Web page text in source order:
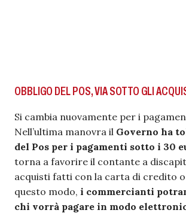
OBBLIGO DEL POS, VIA SOTTO GLI
Si cambia nuovamente per i
Nell’ultima manovra il Governo ha
del Pos per i pagamenti sotto i 30
torna a favorire il contante a
acquisti fatti con la carta di credito
questo modo, i commercianti
chi vorrà pagare in modo